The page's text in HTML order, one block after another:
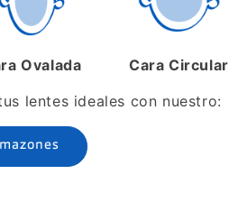
Ovalada
Cara Circular
lentes ideales con nuestro: